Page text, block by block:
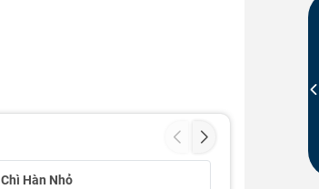
Chì Hàn Nhỏ